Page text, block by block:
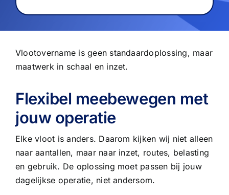
Vlootovername is geen standaardoplossing, maar
maatwerk in schaal en inzet.
Flexibel meebewegen met
jouw operatie
Elke vloot is anders. Daarom kijken wij niet alleen
naar aantallen, maar naar inzet, routes, belasting
en gebruik. De oplossing moet passen bij jouw
dagelijkse operatie, niet andersom.